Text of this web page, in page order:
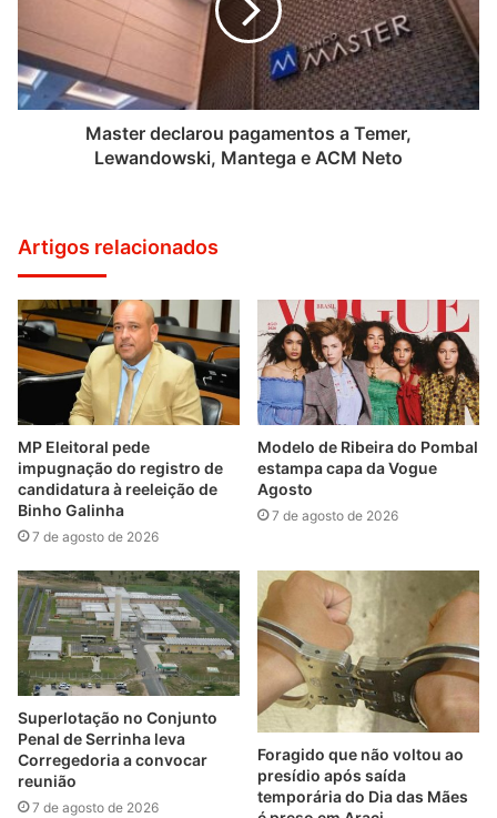
Master declarou pagamentos a Temer,
Lewandowski, Mantega e ACM Neto
Artigos relacionados
MP Eleitoral pede
impugnação do registro de
candidatura à reeleição de
Binho Galinha
7 de agosto de 2026
Modelo de Ribeira do Pombal
estampa capa da Vogue
Agosto
7 de agosto de 2026
Superlotação no Conjunto
Penal de Serrinha leva
Corregedoria a convocar
reunião
7 de agosto de 2026
Foragido que não voltou ao
presídio após saída
temporária do Dia das Mães